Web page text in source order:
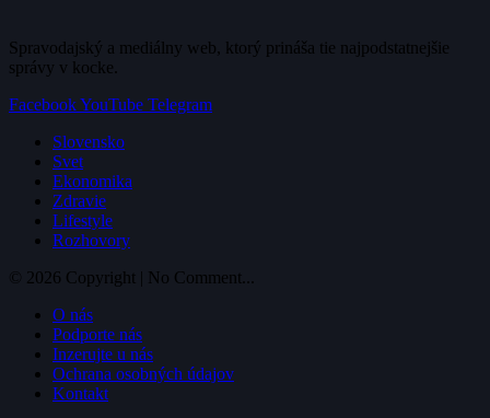
Spravodajský a mediálny web, ktorý prináša tie najpodstatnejšie
správy v kocke.
FacebookYouTube Telegram
Slovensko
Svet
Ekonomika
Zdravie
Lifestyle
Rozhovory
© 2026 Copyright | No Comment...
O nás
Podporte nás
Inzerujte u nás
Ochrana osobných údajov
Kontakt